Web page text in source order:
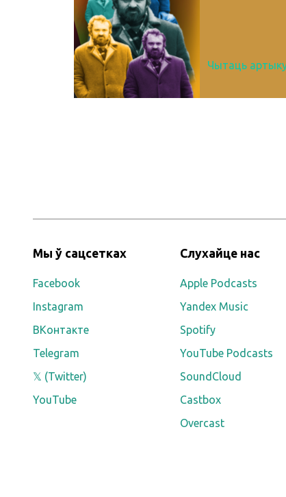
Чытаць
Мы ў сацсетках
Facebook
Instagram
ВКонтакте
Telegram
𝕏 (Twitter)
YouTube
Слухайце нас
Apple Podcasts
Yandex Music
Spotify
YouTube Podcasts
SoundCloud
Castbox
Overcast